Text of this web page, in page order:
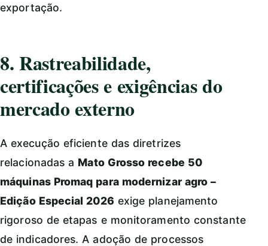
exportação.
8. Rastreabilidade,
certificações e exigências do
mercado externo
A execução eficiente das diretrizes
relacionadas a Mato Grosso recebe 50
máquinas Promaq para modernizar agro –
Edição Especial 2026 exige planejamento
rigoroso de etapas e monitoramento constante
de indicadores. A adoção de processos